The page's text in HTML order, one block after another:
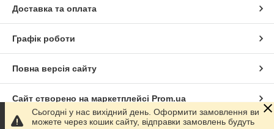
Доставка та оплата
Графік роботи
Повна версія сайту
Сайт створено на маркетплейсі Prom.ua
Сьогодні у нас вихідний день. Оформити замовлення ви
можете через кошик сайту, відправки замовлень будуть